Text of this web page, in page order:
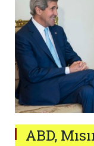
ABD,